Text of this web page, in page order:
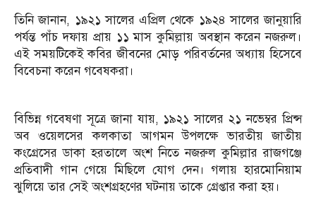
তিনি জানান, ১৯২১ সালের এপ্রিল থেকে ১৯২৪ সালের জানুয়ারি
পর্যন্ত পাঁচ দফায় প্রায় ১১ মাস কুমিল্লায় অবস্থান করেন নজরুল।
এই সময়টিকেই কবির জীবনের মোড় পরিবর্তনের অধ্যায় হিসেবে
বিবেচনা করেন গবেষকরা।
বিভিন্ন গবেষণা সূত্রে জানা যায়, ১৯২১ সালের ২১ নভেম্বর প্রিন্স
অব ওয়েলসের কলকাতা আগমন উপলক্ষে ভারতীয় জাতীয়
কংগ্রেসের ডাকা হরতালে অংশ নিতে নজরুল কুমিল্লার রাজগঞ্জে
প্রতিবাদী গান গেয়ে মিছিলে যোগ দেন। গলায় হারমোনিয়াম
ঝুলিয়ে তার সেই অংশগ্রহণের ঘটনায় তাকে গ্রেপ্তার করা হয়।